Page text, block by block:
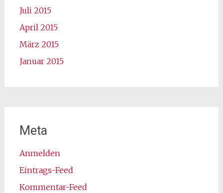
Juli 2015
April 2015
März 2015
Januar 2015
Meta
Anmelden
Eintrags-Feed
Kommentar-Feed